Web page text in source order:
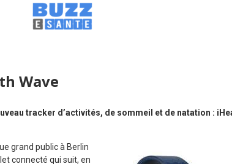
Wave
tracker d’activités, de sommeil et de natation :
grand public à Berlin
connecté qui suit, en